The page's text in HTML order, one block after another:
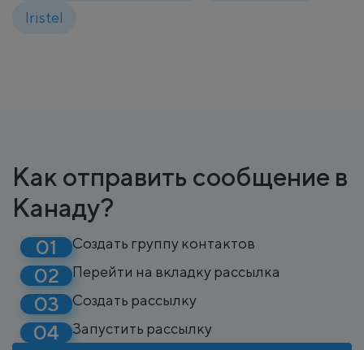
Iristel
Как отправить сообщение в
Канаду?
Создать группу контактов
Перейти на вкладку рассылка
Создать рассылку
Запустить рассылку